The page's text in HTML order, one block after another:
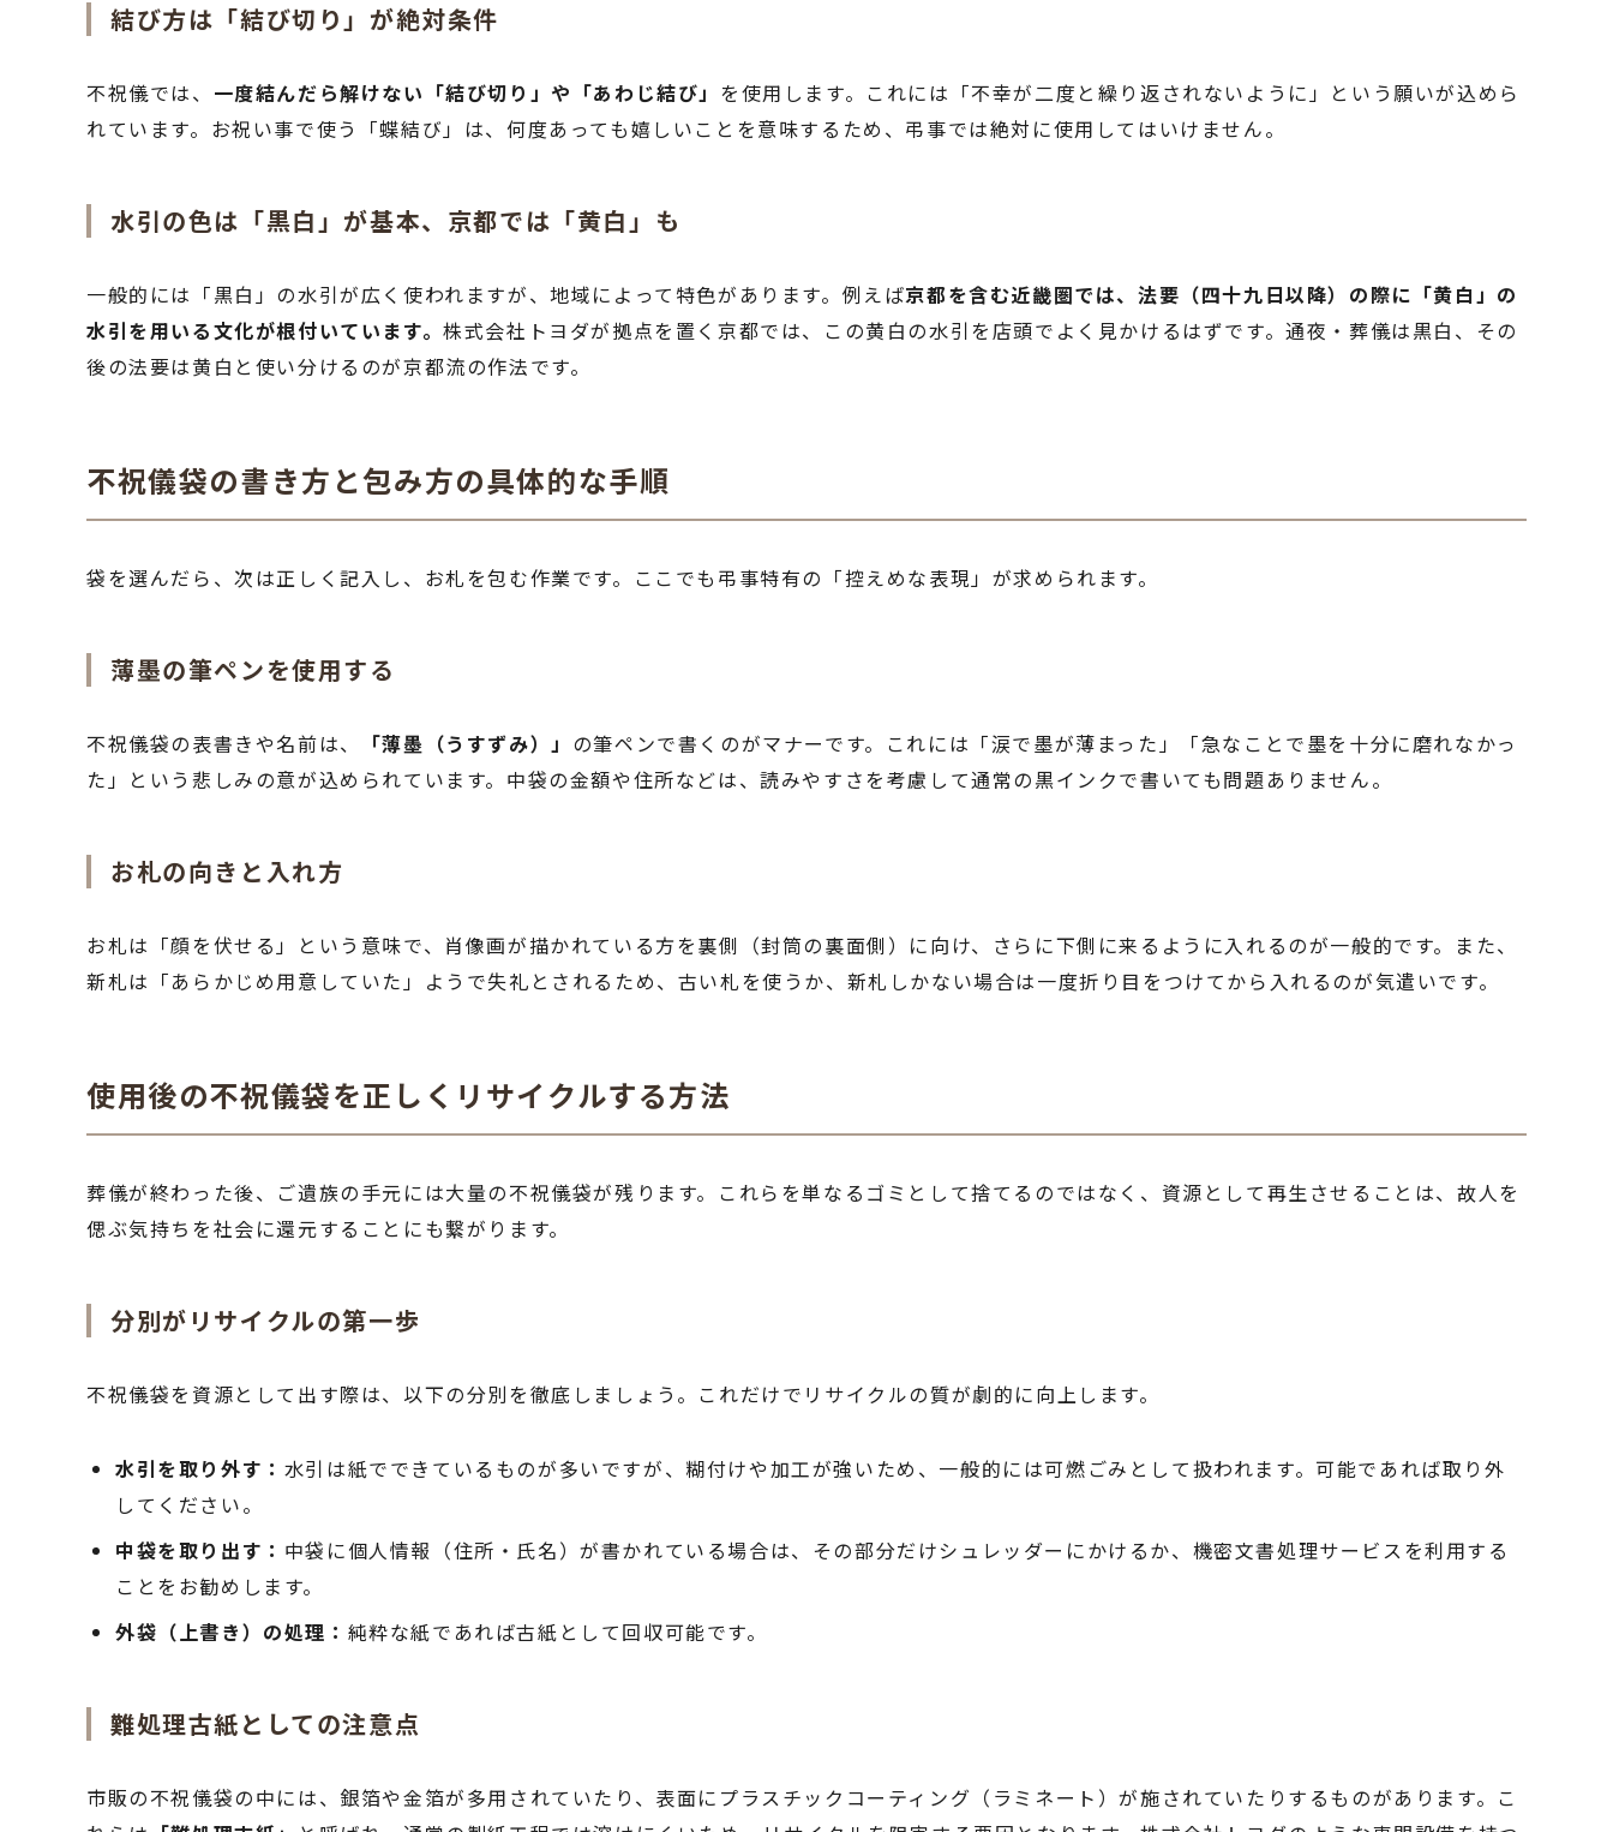
結び方は「結び切り」が絶対条件
不祝儀では、 一度結んだら解けない「結び切り」や「あわじ結び」 を使用します。これには「不幸が二度と繰り返されないように」という願いが込めら
れています。お祝い事で使う「蝶結び」は、何度あっても嬉しいことを意味するため、弔事では絶対に使用してはいけません。
水引の色は「黒白」が基本、京都では「黄白」も
一般的には「黒白」の水引が広く使われますが、地域によって特色があります。例えば京都を含む近畿圏では、法要（四十九日以降）の際に「黄白」の
水引を用いる文化が根付いています。株式会社トヨダが拠点を置く京都では、この黄白の水引を店頭でよく見かけるはずです。通夜・葬儀は黒白、その
後の法要は黄白と使い分けるのが京都流の作法です。
不祝儀袋の書き方と包み方の具体的な手順
袋を選んだら、次は正しく記入し、お札を包む作業です。ここでも弔事特有の「控えめな表現」が求められます。
薄墨の筆ペンを使用する
不祝儀袋の表書きや名前は、 「薄墨（うすずみ）」 の筆ペンで書くのがマナーです。これには「涙で墨が薄まった」「急なことで墨を十分に磨れなかっ
た」という悲しみの意が込められています。中袋の金額や住所などは、読みやすさを考慮して通常の黒インクで書いても問題ありません。
お札の向きと入れ方
お札は「顔を伏せる」という意味で、肖像画が描かれている方を裏側（封筒の裏面側）に向け、さらに下側に来るように入れるのが一般的です。また、
新札は「あらかじめ用意していた」ようで失礼とされるため、古い札を使うか、新札しかない場合は一度折り目をつけてから入れるのが気遣いです。
使用後の不祝儀袋を正しくリサイクルする方法
葬儀が終わった後、ご遺族の手元には大量の不祝儀袋が残ります。これらを単なるゴミとして捨てるのではなく、資源として再生させることは、故人を
偲ぶ気持ちを社会に還元することにも繋がります。
分別がリサイクルの第一歩
不祝儀袋を資源として出す際は、以下の分別を徹底しましょう。これだけでリサイクルの質が劇的に向上します。
水引を取り外す： 水引は紙でできているものが多いですが、糊付けや加工が強いため、一般的には可燃ごみとして扱われます。可能であれば取り外
してください。
中袋を取り出す： 中袋に個人情報（住所・氏名）が書かれている場合は、その部分だけシュレッダーにかけるか、機密文書処理サービスを利用する
ことをお勧めします。
外袋（上書き）の処理： 純粋な紙であれば古紙として回収可能です。
難処理古紙としての注意点
市販の不祝儀袋の中には、銀箔や金箔が多用されていたり、表面にプラスチックコーティング（ラミネート）が施されていたりするものがあります。こ